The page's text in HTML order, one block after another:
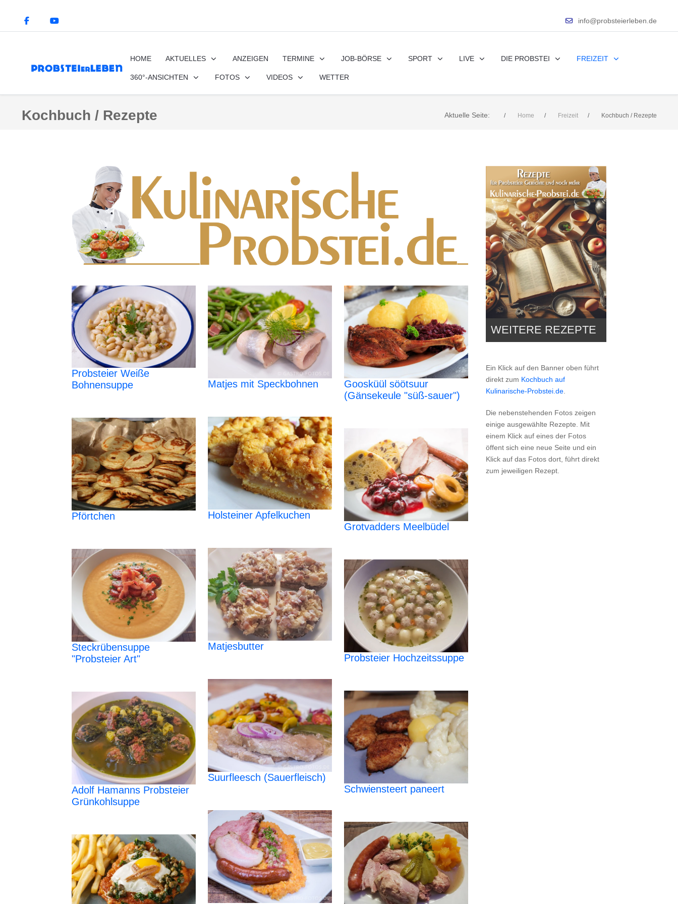
info@probsteierleben.de
HOME AKTUELLES ANZEIGEN TERMINE JOB-BÖRSE SPORT LIVE DIE PROBSTEI FREIZEIT
360°-ANSICHTEN FOTOS VIDEOS WETTER
Kochbuch / Rezepte Aktuelle Seite: Home Freizeit Kochbuch / Rezepte
Probsteier Weiße
Bohnensuppe
Matjes mit Speckbohnen
Goosküül söötsuur
(Gänsekeule "süß-sauer")
Pförtchen
Holsteiner Apfelkuchen
Grotvadders Meelbüdel
Steckrübensuppe
"Probsteier Art"
Matjesbutter
Probsteier Hochzeitssuppe
Adolf Hamanns Probsteier
Grünkohlsuppe
Suurfleesch (Sauerfleisch)
Schwiensteert paneert
WEITERE REZEPTE
Ein Klick auf den Banner oben führt
direkt zum Kochbuch auf
Kulinarische-Probstei.de.
Die nebenstehenden Fotos zeigen
einige ausgewählte Rezepte. Mit
einem Klick auf eines der Fotos
öffent sich eine neue Seite und ein
Klick auf das Fotos dort, führt direkt
zum jeweiligen Rezept.